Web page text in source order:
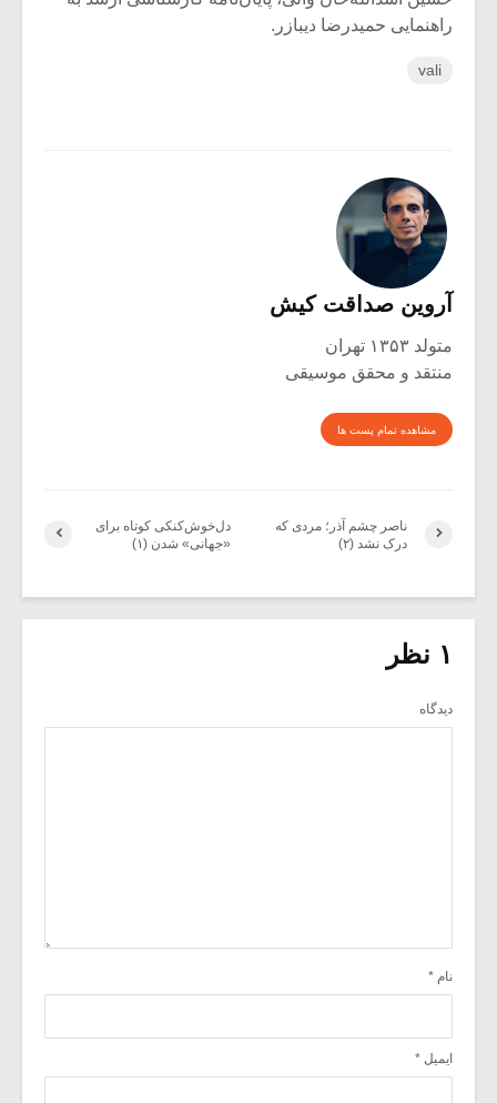
راهنمایی حمیدرضا دیبازر.
vali
آروین صداقت کیش
متولد ۱۳۵۳ تهران
منتقد و محقق موسیقی
مشاهده تمام پست ها
دل‌خوش‌کنکی کوتاه برای
«جهانی» شدن (۱)
ناصر چشم آذر؛ مردی که
درک نشد (۲)
۱ نظر
دیدگاه
نام *
ایمیل *